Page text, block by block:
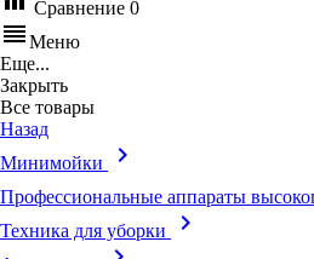
Сравнение 0
reorderМеню
Еще...
Закрыть
Все товары
Назад
Минимойки
keyboard_arrow_right
Профессиональные аппараты
Техника для уборки keyboard_arrow_right